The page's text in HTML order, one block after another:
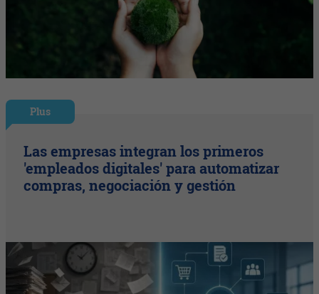
Plus
Las empresas integran los primeros
'empleados digitales' para automatizar
compras, negociación y gestión